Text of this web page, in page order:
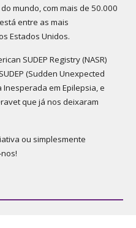
mundo, com mais de 50.000
entre as mais
Estados Unidos.
SUDEP Registry (NASR)
(Sudden Unexpected
Inesperada em Epilepsia, e
que já nos deixaram
ou simplesmente
nos!